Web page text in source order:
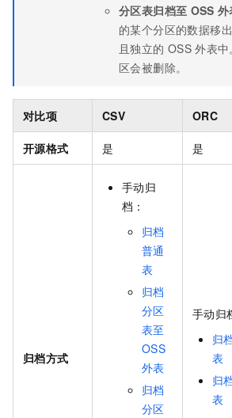
分区表归档至 OSS 外
的某个分区的数据移
且独立的 OSS 外表
区会被删除。
对比项 CSV ORC
开源格式 是 是
归档方式
手动归
档：
归档
普通
表
归档
分区
表至
OSS
外表
归档
分区
手动归
归
表
归
表